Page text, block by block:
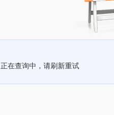
正在查询中，请刷新重试